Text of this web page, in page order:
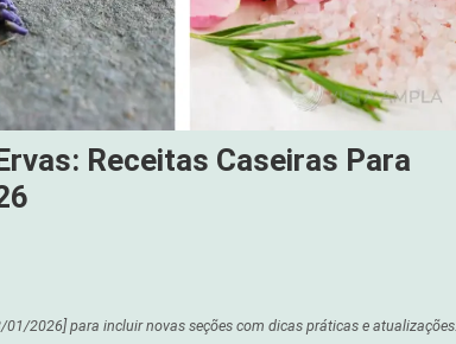
Receitas Caseiras Para
01/2026] para incluir novas seções com dicas práticas e atualizações